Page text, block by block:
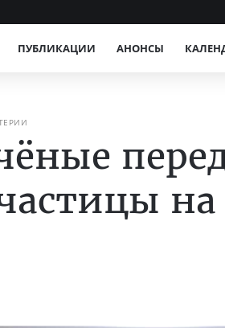
ПУБЛИКАЦИИ АНОНСЫ
на